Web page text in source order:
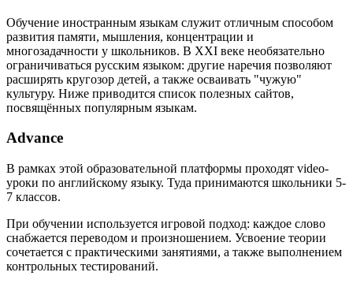
Обучение иностранным языкам служит отличным способом
развития памяти, мышления, концентрации и
многозадачности у школьников. В XXI веке необязательно
ограничиваться русским языком: другие наречия позволяют
расширять кругозор детей, а также осваивать "чужую"
культуру. Ниже приводится список полезных сайтов,
посвящённых популярным языкам.
Advance
В рамках этой образовательной платформы проходят video-
уроки по английскому языку. Туда принимаются школьники 5-
7 классов.
При обучении используется игровой подход: каждое слово
снабжается переводом и произношением. Усвоение теории
сочетается с практическими занятиями, а также выполнением
контрольных тестирований.